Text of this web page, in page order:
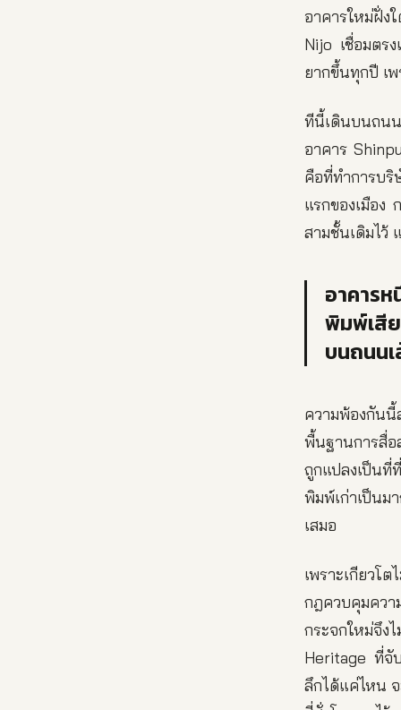
อาคารใหม่ฝั่
Nijo เชื่อมตร
ยากขึ้นทุกปี เ
ทีนี้เดินบนถนน
อาคาร
คือที่ทำการบริ
แรกของเมือง
สามชั้นเดิมไว้
อาคาร
พิมพ์เสี
บนถนน
ความพ้องกัน
พื้นฐานการสื่อ
ถูกแปลงเป็น
พิมพ์เก่าเป็นม
เสมอ
เพราะเกียวโ
กฎควบคุมคว
กระจกใหม่จึง
Heritage ที่จั
ลึกได้แค่ไหน